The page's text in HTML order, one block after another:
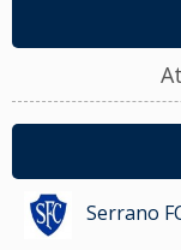
Serrano